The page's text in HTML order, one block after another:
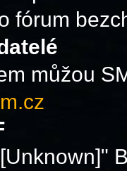
fórum
můžou